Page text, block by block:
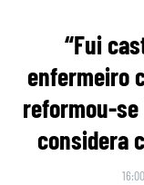
“Fui
enfermeiro
reformou-se
considera